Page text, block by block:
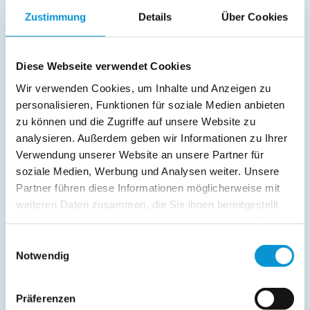
Zustimmung Details Über Cookies
Diese Webseite verwendet Cookies
Wir verwenden Cookies, um Inhalte und Anzeigen zu
personalisieren, Funktionen für soziale Medien anbieten
zu können und die Zugriffe auf unsere Website zu
analysieren. Außerdem geben wir Informationen zu Ihrer
Verwendung unserer Website an unsere Partner für
soziale Medien, Werbung und Analysen weiter. Unsere
Partner führen diese Informationen möglicherweise mit
weiteren Daten zusammen, die Sie ihnen bereitgestellt
Notwendig
Präferenzen
Service:
Verpflegung:
Sonstiges:
Finnische Sauna, Infrarotsauna und Dampfsauna
Beschreibung
Herzlich willkommen in unserer schönen Ferienwohnung in
Ostseeheilbad Zingst. Ein Urlaubsparadies auf 50m² für bis
zu 3 Personen. Eine gute Nachricht für alle Gäste, die auch
im Urlaub nicht auf das Internet verzichten möchten: WLAN
ist vorhanden.
weiterlesen